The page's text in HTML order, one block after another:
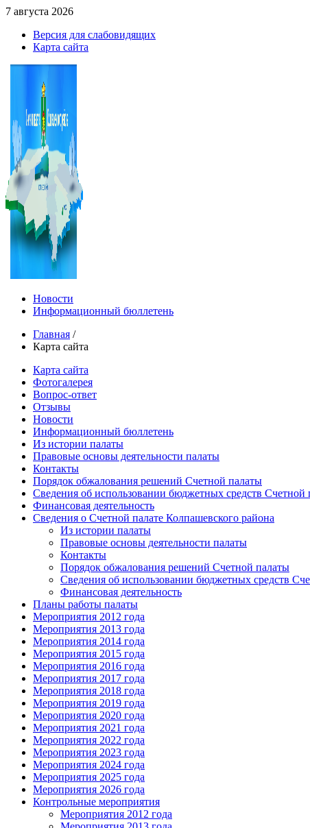
7 августа 2026
Версия для слабовидящих
Карта сайта
Новости
Информационный бюллетень
Главная /
Карта сайта
Карта сайта
Фотогалерея
Вопрос-ответ
Отзывы
Новости
Информационный бюллетень
Из истории палаты
Правовые основы деятельности палаты
Контакты
Порядок обжалования решений Счетной палаты
Сведения об использовании бюджетных средств Счетной
Финансовая деятельность
Сведения о Счетной палате Колпашевского района
Из истории палаты
Правовые основы деятельности палаты
Контакты
Порядок обжалования решений Счетной палаты
Сведения об использовании бюджетных средств
Финансовая деятельность
Планы работы палаты
Мероприятия 2012 года
Мероприятия 2013 года
Мероприятия 2014 года
Мероприятия 2015 года
Мероприятия 2016 года
Мероприятия 2017 года
Мероприятия 2018 года
Мероприятия 2019 года
Мероприятия 2020 года
Мероприятия 2021 года
Мероприятия 2022 года
Мероприятия 2023 года
Мероприятия 2024 года
Мероприятия 2025 года
Мероприятия 2026 года
Контрольные мероприятия
Мероприятия 2012 года